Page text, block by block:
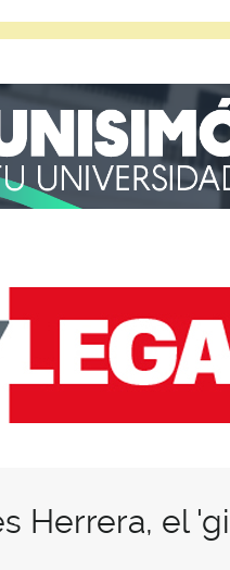
Herrera, el